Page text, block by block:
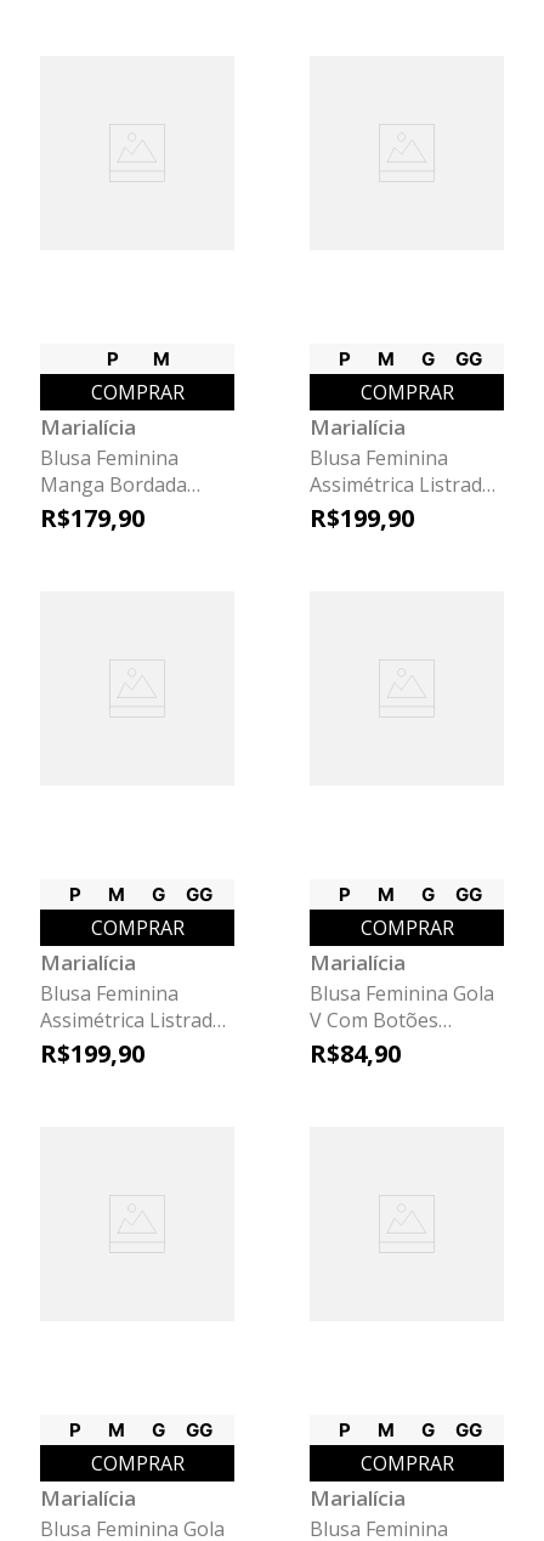
P M
COMPRAR
Marialícia
Blusa Feminina
Manga Bordada
Marialícia Azul
R$179,90
P M G GG
COMPRAR
Marialícia
Blusa Feminina
Assimétrica Listrada
Marialícia Marrom
R$199,90
P M G GG
COMPRAR
Marialícia
Blusa Feminina
Assimétrica Listrada
Marialícia Azul
R$199,90
P M G GG
COMPRAR
Marialícia
Blusa Feminina Gola
V Com Botões
Marialícia Vermelho
R$84,90
P M G GG
COMPRAR
Marialícia
Blusa Feminina Gola
P M G GG
COMPRAR
Marialícia
Blusa Feminina